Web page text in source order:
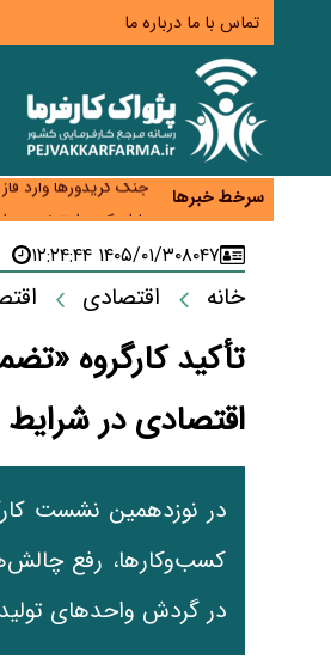
تماس با ما درباره ما
سرخط خبرها
زائران اربعین نگران
جنگ کریدورها وارد فاز جدید شد؛
پارادوکس اینترنت
تأمین سرمایه در
معمای تأمین ۸۰ همت معوقات بازنشستگان؛ بانک رفاه وارد میدان شد
۸۰۴۷۱۴۰۵/۰۱/۳۰ ۱۲:۲۴:۴۴
خانه اقتصادی
تأکید کارگروه
اقتصادی در
در نوزدهمین نشست
کسب‌وکارها، رفع
در گردش واحدهای